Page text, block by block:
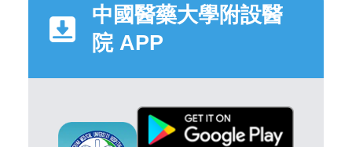
中國醫藥大學附設醫
院 APP